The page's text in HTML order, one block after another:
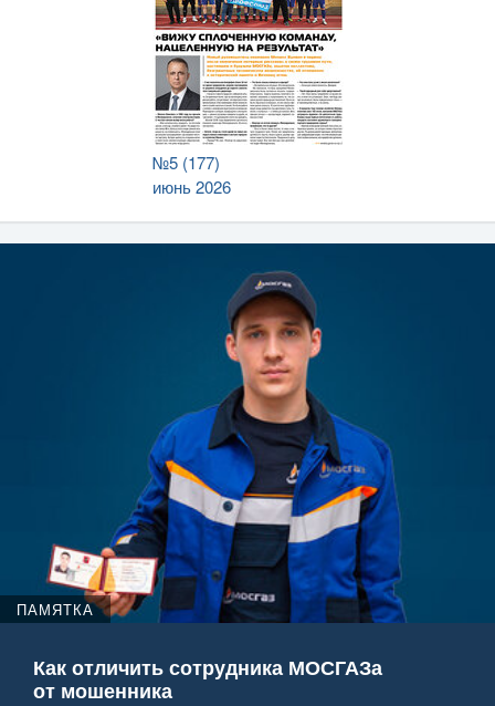
№5 (177)
июнь 2026
ПАМЯТКА
Как отличить сотрудника МОСГАЗа
от мошенника